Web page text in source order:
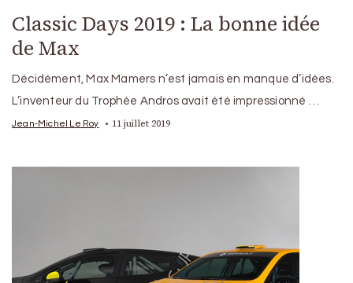
Classic Days 2019 : La bonne idée
de Max
Décidément, Max Mamers n’est jamais en manque d’idées.
L’inventeur du Trophée Andros avait été impressionné …
Jean-Michel Le Roy 11 juillet 2019